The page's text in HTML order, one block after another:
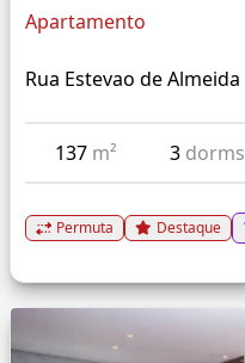
Apartamento
Rua Estevao de Almeida
137 m² 3 dorms
Permuta Destaque